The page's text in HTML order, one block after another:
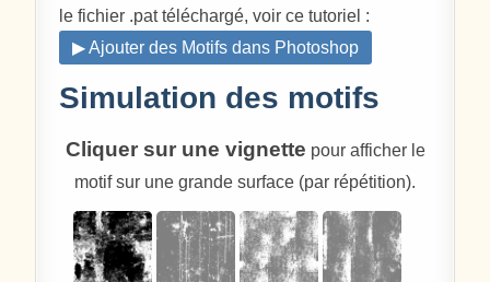
le fichier .pat téléchargé, voir ce tutoriel :
▶ Ajouter des Motifs dans Photoshop
Simulation des motifs
Cliquer sur une vignette pour afficher le
motif sur une grande surface (par répétition).